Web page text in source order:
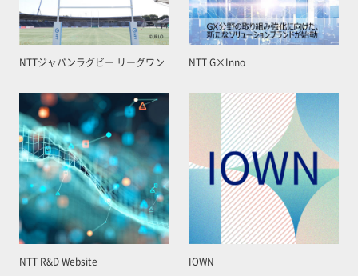
NTTジャパンラグビー リーグワン NTT G×Inno
NTT R&D Website IOWN